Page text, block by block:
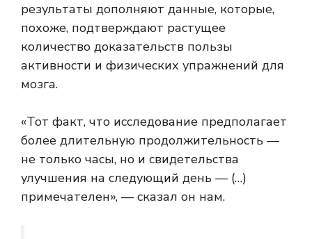
результаты дополняют данные, которые,
похоже, подтверждают растущее
количество доказательств пользы
активности и физических упражнений для
мозга.
«Тот факт, что исследование предполагает
более длительную продолжительность —
не только часы, но и свидетельства
улучшения на следующий день — (…)
примечателен», — сказал он нам.